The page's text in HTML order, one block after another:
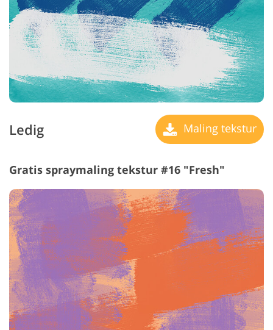
Ledig Maling tekstur
Gratis spraymaling tekstur #16 "Fresh"